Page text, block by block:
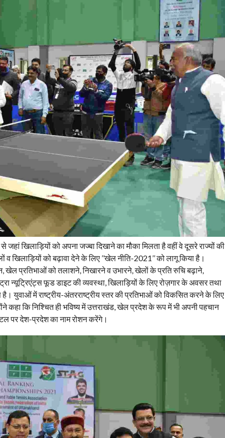
जहां खिलाड़ियों को अपना जज्बा दिखाने का मौका मिलता है वहीं वे दूसरे राज्यों की
को बढ़ावा देने के लिए ’’खेल नीति-2021’’ को लागू किया है।
खेल प्रतिभाओं को तलाशने, निखारने व उभारने, खेलों के प्रति रुचि बढ़ाने,
न्यूट्रिएंट्स फूड डाइट की व्यवस्था, खिलाड़ियों के लिए रोज़गार के अवसर तथा
है। युवाओं में राष्ट्रीय-अंतरराष्ट्रीय स्तर की प्रतिभाओं को विकसित करने के लिए
कहा कि निश्चित ही भविष्य में उत्तराखंड, खेल प्रदेश के रूप में भी अपनी पहचान
पर देश-प्रदेश का नाम रोशन करेंगे।